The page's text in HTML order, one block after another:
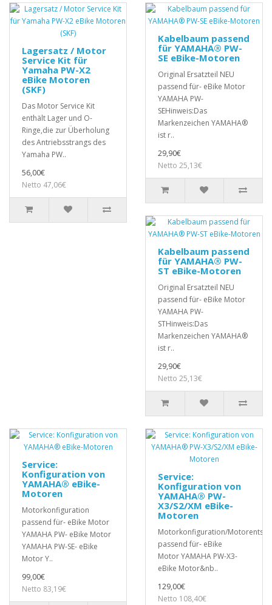
Lagersatz / Motor
Service Kit für
Yamaha PW-X2
eBike Motoren
(SKF)
Das Motor Service Kit
enthält Lager und O-
Ringe,die zur Überholung
des Antriebsstrangs des
Yamaha PW..
56,00€
Netto 47,06€
Kabelbaum passend
für YAMAHA® PW-
SE eBike-Motoren
Original Ersatzteil NEU
passend für- eBike Motor
YAMAHA PW-
SEHinweis:Das
Markenzeichen YAMAHA®
ist r..
29,90€
Netto 25,13€
Kabelbaum passend
für YAMAHA® PW-
ST eBike-Motoren
Original Ersatzteil NEU
passend für- eBike Motor
YAMAHA PW-
STHinweis:Das
Markenzeichen YAMAHA®
ist r..
29,90€
Netto 25,13€
Service:
Konfiguration von
YAMAHA® eBike-
Motoren
Motorkonfiguration
passend für- eBike Motor
YAMAHA PW- eBike Motor
YAMAHA PW-SE- eBike
Motor Y..
99,00€
Netto 83,19€
Service:
Konfiguration von
YAMAHA® PW-
X3/S2/XM eBike-
Motoren
Motorkonfiguration/
passend für- eBike
Motor YAMAHA PW-X3-
eBike Motor&nb..
129,00€
Netto 108,40€